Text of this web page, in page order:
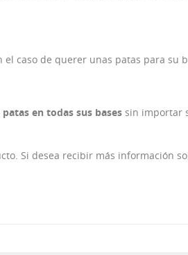
caso de querer unas patas para
patas en todas sus bases sin importar
Si desea recibir más información